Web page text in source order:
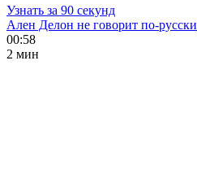
Узнать за 90 секунд
Ален Делон не говорит по-русски
00:58
2 мин